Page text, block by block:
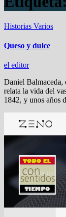
Historias Varios
Queso y dulce
el editor
Daniel Balmaceda,
relata la vida del
1842, y unos años